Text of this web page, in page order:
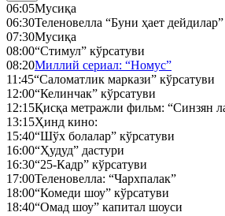
06:05Мусиқа
06:30Теленовелла “Буни ҳает дейдилар”
07:30Мусиқа
08:00“Стимул” кўрсатуви
08:20Миллий сериал: “Номус”
11:45“Саломатлик маркази” кўрсатуви
12:00“Келинчак” кўрсатуви
12:15Қисқа метражли фильм: “Синзян
13:15Ҳинд кино:
15:40“Шўх болалар” кўрсатуви
16:00“Ҳудуд” дастури
16:30“25-Кадр” кўрсатуви
17:00Теленовелла: “Чархпалак”
18:00“Комеди шоу” кўрсатуви
18:40“Омад шоу” капитал шоуси